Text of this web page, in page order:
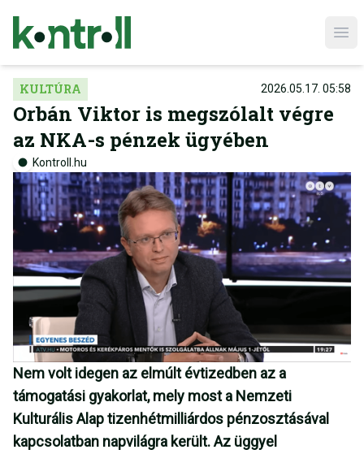
KULTÚRA 2026.05.17. 05:58
Orbán Viktor is megszólalt végre
az NKA-s pénzek ügyében
Kontroll.hu
Nem volt idegen az elmúlt évtizedben az a
támogatási gyakorlat, mely most a Nemzeti
Kulturális Alap tizenhétmilliárdos pénzosztásával
kapcsolatban napvilágra került. Az üggyel